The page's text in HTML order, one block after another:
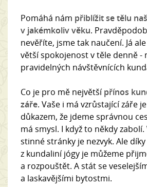
Pomáhá nám přiblížit se tělu
v jakémkoliv věku.
nevěříte, jsme tak naučení. Já
větší spokojenost v těle denně -
pravidelných návštěvnících
Co je pro mě největšípřínos
záře. Vaše i má vzrůstající záře
důkazem, že jdeme správnou
má smysl. I když to někdy
stinné stránky je nezvyk. Ale
z kundaliní jógy je můžeme
a rozpouštět. A stát se
a laskavějšími bytostmi.